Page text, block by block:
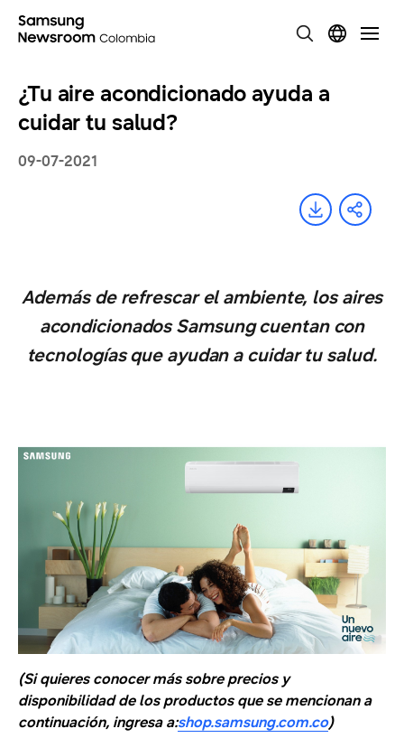
¿Tu aire acondicionado ayuda a
cuidar tu salud?
09-07-2021
Además de refrescar el ambiente, los aires
acondicionados Samsung cuentan con
tecnologías que ayudan a cuidar tu salud.
(Si quieres conocer más sobre precios y
disponibilidad de los productos que se mencionan a
continuación, ingresa a:shop.samsung.com.co)